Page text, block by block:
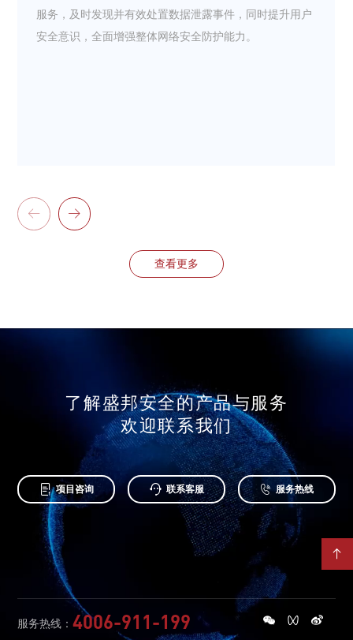
服务，及时发现并有效处置数据泄露事件，同时提升用户
安全意识，全面增强整体网络安全防护能力。
 
查看更多

了解盛邦安全的产品与服务
欢迎联系我们
 项目咨询  联系客服  服务热线
服务热线：4006-911-199